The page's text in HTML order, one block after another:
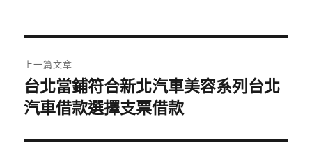
章
導
上一篇文章
上
一
台北當鋪符合新北汽車美容系列台北
汽車借款選擇支票借款